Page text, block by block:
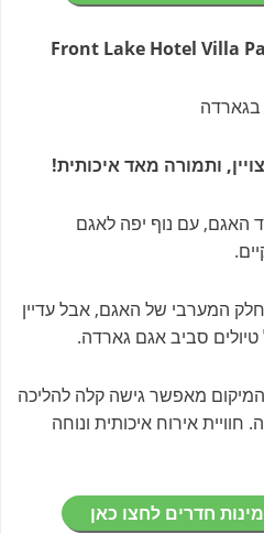
ותמורה מאד איכותית!
האגם, עם נוף יפה לאגם
.
המערבי של האגם, אבל עדיין
טיולים סביב אגם גארדה.
המיקום מאפשר גישה קלה להליכה
אירוח איכותית ונוחה
חדרים לחצו כאן